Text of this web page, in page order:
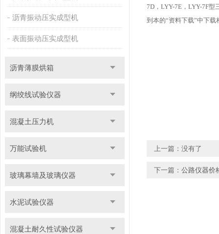
沥青振动压实成型机
表面振动压实成型机
沥青薄膜烘箱
纲绞线试验仪器
混凝土压力机
万能试验机
玻璃幕墙及玻璃仪器
水泥试验仪器
混凝土耐久性试验仪器
7D， LYY-7E， LYY-7F型
到本的“资料下载”中下载
上一篇：没有了
下一篇： 公路仪器